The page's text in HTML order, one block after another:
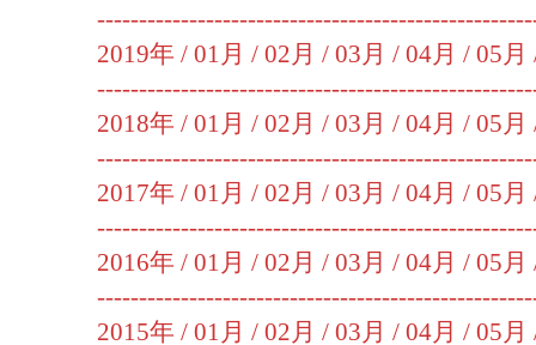
2019年 / 01月 / 02月 / 03月 / 04月 / 05月
2018年 / 01月 / 02月 / 03月 / 04月 / 05月
2017年 / 01月 / 02月 / 03月 / 04月 / 05月
2016年 / 01月 / 02月 / 03月 / 04月 / 05月
2015年 / 01月 / 02月 / 03月 / 04月 / 05月